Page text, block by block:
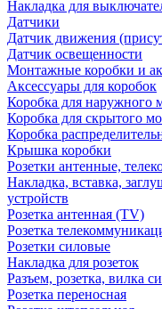
Накладка для
Датчики
Датчик движения
Датчик освещенности
Монтажные коробки и
Аксессуары для коробок
Коробка для наружного
Коробка для скрытого
Коробка
Крышка коробки
Розетки антенные,
Накладка, вставка,
устройств
Розетка антенная (TV)
Розетка
Розетки силовые
Накладка для розеток
Разъем, розетка, вилка
Розетка переносная